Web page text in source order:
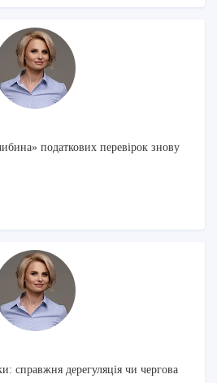
податкових перевірок знову
справжня дерегуляція чи чергова